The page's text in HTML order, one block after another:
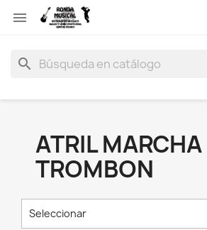

search
ATRIL MARCHA
TROMBON
Seleccionar